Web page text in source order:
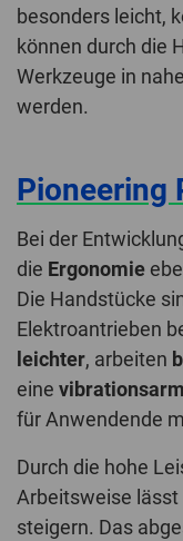
besonders leicht,
können durch die
Werkzeuge in
werden.
Pioneering
Bei der
die Ergonomie
Die Handstücke
Elektroantrieben
leichter, arbeiten
eine
für Anwendende
Durch die hohe
Arbeitsweise
steigern. Das